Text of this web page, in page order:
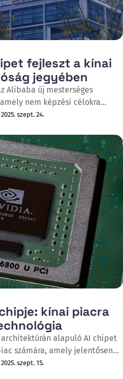
fejleszt a kínai
jegyében
Alibaba új mesterséges
nem képzési célokra
feladatokra
jelentős előrelépést jelent
Hanguang 800 chipjéhez
vállalatok azon törekvését
2025. szept. 24.
kínai piacra
alapuló AI chipet
számára, amely jelentősen
H20 modellt – jelentette
2025. szept. 15.